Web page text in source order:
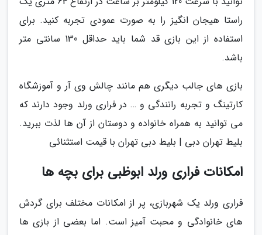
راستا هیجان انگیز را به صورت عمودی تجربه کنید. برای
استفاده از این بازی قد شما باید حداقل 130 سانتی متر
باشد.
بازی های جالب دیگری هم مانند چالش وی آر و آموزشگاه
کارتینگ و تجربه رانندگی و … در فراری ورلد وجود دارند که
می توانید به همراه خانواده و دوستان از آن ها لذت ببرید.
بلیط تهران دبی | بلیط دبی تهران با قیمت استثنائی
امکانات فراری ورلد ابوظبی برای بچه ها
فراری ورلد یک شهربازی، پر از امکانات مختلف برای گردش
های خانوادگی و محبت آمیز است. اما بعضی از بازی ها